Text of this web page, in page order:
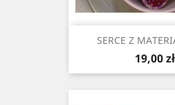
SERCE Z
Cena
19,00 zł